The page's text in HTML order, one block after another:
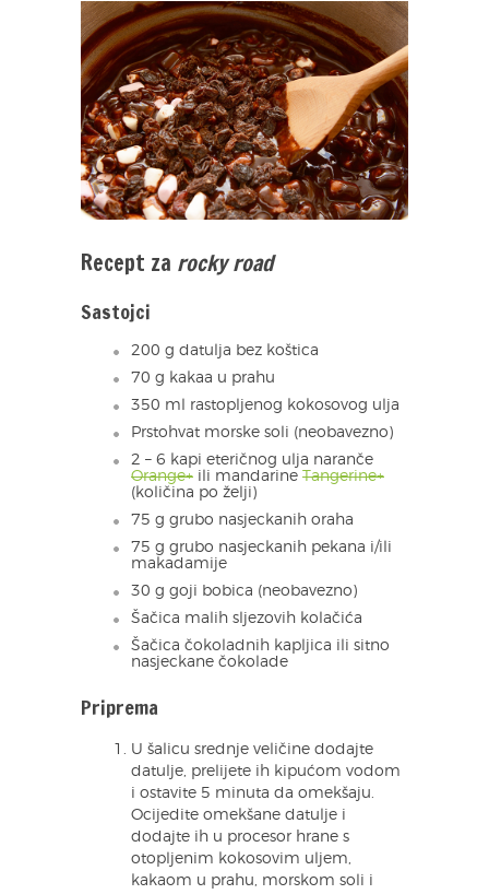
Recept za rocky road
Sastojci
200 g datulja bez koštica
70 g kakaa u prahu
350 ml rastopljenog kokosovog ulja
Prstohvat morske soli (neobavezno)
2 – 6 kapi eteričnog ulja naranče
Orange+ ili mandarine Tangerine+
(količina po želji)
75 g grubo nasjeckanih oraha
75 g grubo nasjeckanih pekana i/ili
makadamije
30 g goji bobica (neobavezno)
Šačica malih sljezovih kolačića
Šačica čokoladnih kapljica ili sitno
nasjeckane čokolade
Priprema
U šalicu srednje veličine dodajte
datulje, prelijete ih kipućom vodom
i ostavite 5 minuta da omekšaju.
Ocijedite omekšane datulje i
dodajte ih u procesor hrane s
otopljenim kokosovim uljem,
kakaom u prahu, morskom soli i